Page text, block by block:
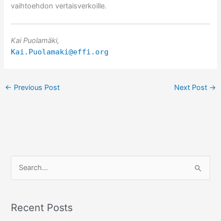
vaihtoehdon vertaisverkoille.
Kai Puolamäki,
Kai.Puolamaki@effi.org
← Previous Post Next Post →
rRecent Posts